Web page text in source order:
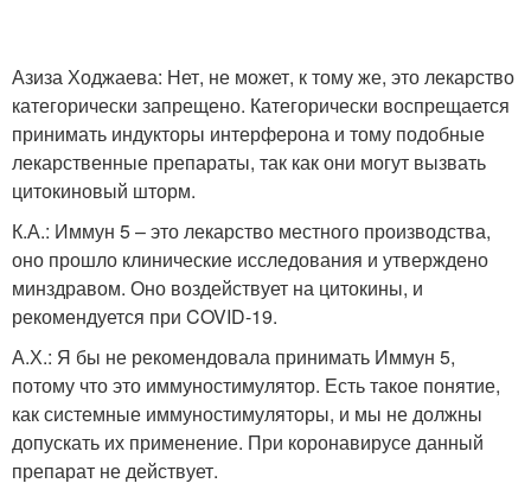
Азиза Ходжаева: Нет, не может, к тому же, это лекарство
категорически запрещено. Категорически воспрещается
принимать индукторы интерферона и тому подобные
лекарственные препараты, так как они могут вызвать
цитокиновый шторм.
К.А.: Иммун 5 – это лекарство местного производства,
оно прошло клинические исследования и утверждено
минздравом. Оно воздействует на цитокины, и
рекомендуется при COVID-19.
А.Х.: Я бы не рекомендовала принимать Иммун 5,
потому что это иммуностимулятор. Есть такое понятие,
как системные иммуностимуляторы, и мы не должны
допускать их применение. При коронавирусе данный
препарат не действует.